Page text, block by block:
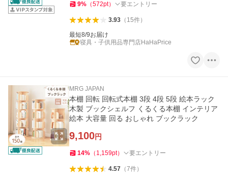
9% （572pt） 要エントリー
3.93（ 15件）
最短8/9お届け
寝具・子供用品専門店HaHaPrice
MRG JAPAN
本棚 回転 回転式本棚 3段 4段 5段 絵本ラック
木製 ブックシェルフ くるくる本棚 インテリア
絵本 大容量 回る おしゃれ ブックラック
9,100円
14% （ 1,159pt） 要エントリー
4.57（7件）